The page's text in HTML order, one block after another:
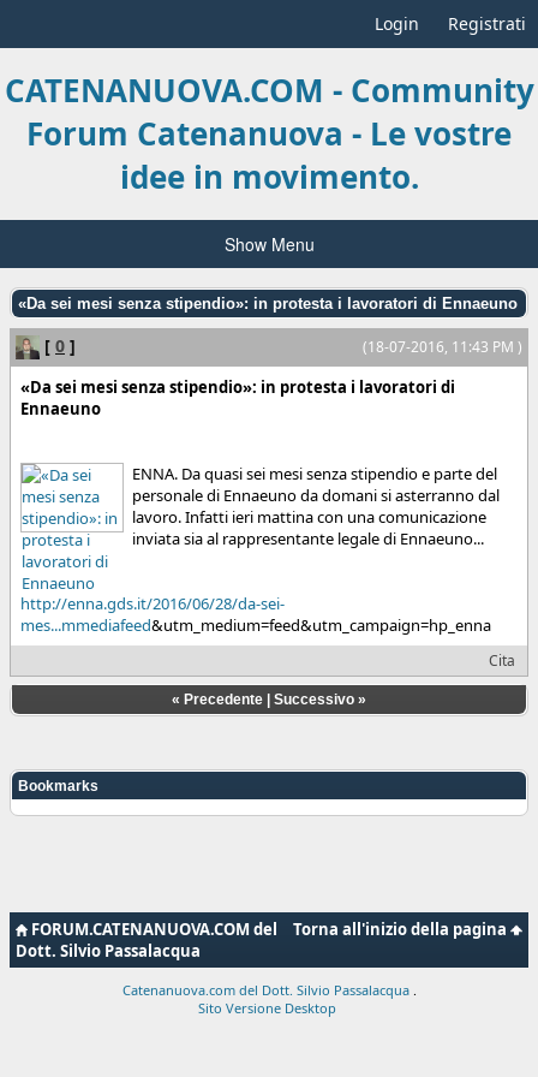
Login Registrati
CATENANUOVA.COM - Community
Forum Catenanuova - Le vostre
idee in movimento.
Show Menu
«Da sei mesi senza stipendio»: in protesta i lavoratori di Ennaeuno
(18-07-2016, 11:43 PM )
[ 0 ]
«Da sei mesi senza stipendio»: in protesta i lavoratori di
Ennaeuno
ENNA. Da quasi sei mesi senza stipendio e parte del
personale di Ennaeuno da domani si asterranno dal
lavoro. Infatti ieri mattina con una comunicazione
inviata sia al rappresentante legale di Ennaeuno...
http://enna.gds.it/2016/06/28/da-sei-
mes...mmediafeed&utm_medium=feed&utm_campaign=hp_enna
Cita
« Precedente Successivo »
Bookmarks
Torna all'inizio della pagina
FORUM.CATENANUOVA.COM del
Dott. Silvio Passalacqua
Catenanuova.com del Dott. Silvio Passalacqua
Sito Versione Desktop